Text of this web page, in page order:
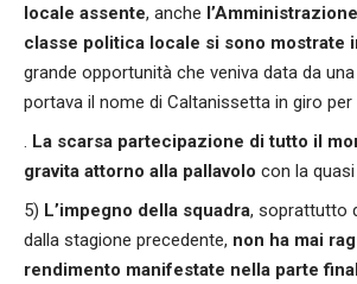
locale assente, anche
classe politica locale si sono mostrate
grande opportunità che veniva data da
portava il nome di Caltanissetta in giro per
La scarsa partecipazione di tutto il
gravita attorno alla pallavolo con la quasi
5) L’impegno della squadra, soprattutto
dalla stagione precedente, non ha mai
rendimento manifestate nella parte